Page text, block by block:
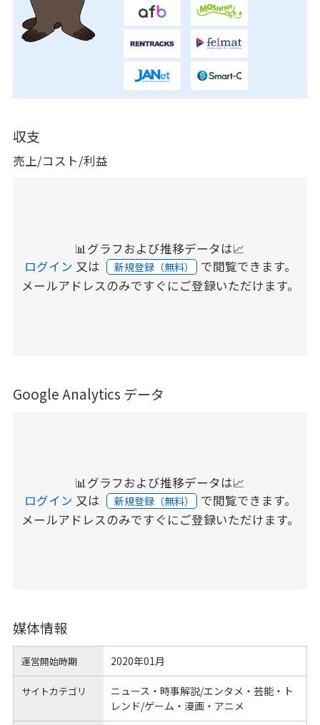
収支
売上/コスト/利益
📊グラフおよび推移データは📈
ログイン 又は 新規登録（無料） で閲覧できます。
メールアドレスのみですぐにご登録いただけます。
Google Analytics データ
📊グラフおよび推移データは📈
ログイン 又は 新規登録（無料） で閲覧できます。
メールアドレスのみですぐにご登録いただけます。
媒体情報
運営開始時期 2020年01月
サイトカテゴリ
ニュース・時事解説/エンタメ・芸能・ト
レンド/ゲーム・漫画・アニメ